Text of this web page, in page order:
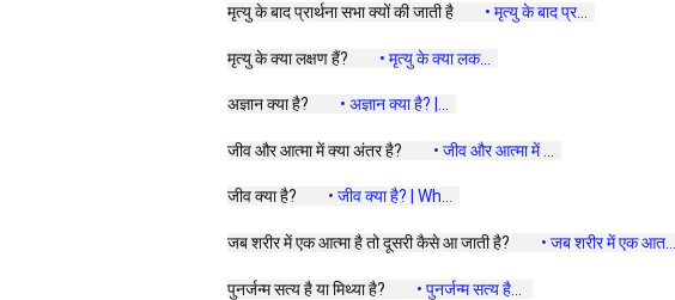
मृत्यु के बाद प्रार्थना सभा क्यों की जाती है • मृत्यु के बाद प्र...
मृत्यु के क्या लक्षण हैं? • मृत्यु के क्या लक...
अज्ञान क्या है? • अज्ञान क्या है? |...
जीव और आत्मा में क्या अंतर है? • जीव और आत्मा में ...
जीव क्या है? • जीव क्या है? | Wh...
जब शरीर में एक आत्मा है तो दूसरी कैसे आ जाती है? • जब शरीर में एक आत...
पुनर्जन्म सत्य है या मिथ्या है? • पुनर्जन्म सत्य है...